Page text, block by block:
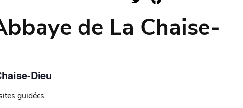
de La Chaise-
Dieu
guidées.